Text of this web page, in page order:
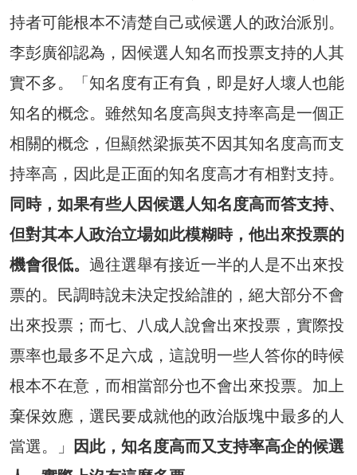
持者可能根本不清楚自己或候選人的政治派別。
李彭廣卻認為，因候選人知名而投票支持的人其
實不多。「知名度有正有負，即是好人壞人也能
知名的概念。雖然知名度高與支持率高是一個正
相關的概念，但顯然梁振英不因其知名度高而支
持率高，因此是正面的知名度高才有相對支持。
同時，如果有些人因候選人知名度高而答支持、
但對其本人政治立場如此模糊時，他出來投票的
機會很低。 過往選舉有接近一半的人是不出來投
票的。民調時說未決定投給誰的，絕大部分不會
出來投票；而七、八成人說會出來投票，實際投
票率也最多不足六成，這說明一些人答你的時候
根本不在意，而相當部分也不會出來投票。加上
棄保效應，選民要成就他的政治版塊中最多的人
當選。」
因此，知名度高而又支持率高企的候選